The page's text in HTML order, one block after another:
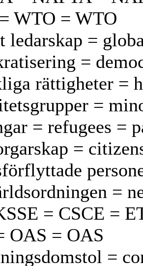
WTO = WTO
ledarskap =
=
rättigheter =
=
= refugees =
=
=
= CSCE =
OAS = OAS
=